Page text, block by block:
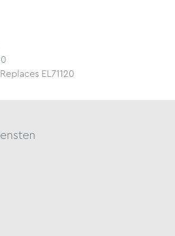
Replaces EL71120